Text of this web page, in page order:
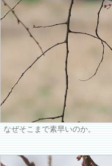
なぜそこまで素早いのか。